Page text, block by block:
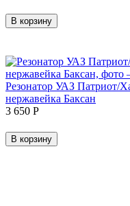
В корзину
Резонатор УАЗ Патриот/
нержавейка Баксан
3 650 Р
В корзину